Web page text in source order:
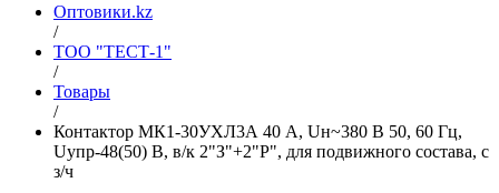
Оптовики.kz
/
ТОО "ТЕСТ-1"
/
Товары
/
Контактор МК1-30УХЛ3А 40 А, Uн~380 В 50, 60 Гц,
Uупр-48(50) В, в/к 2"З"+2"Р", для подвижного состава, с
з/ч